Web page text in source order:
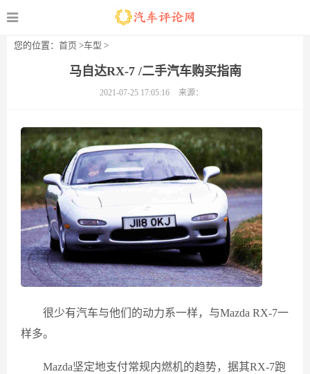
您的位置： 首页 >车型 >
马自达RX-7 /二手汽车购买指南
2021-07-25 17:05:16 来源：
很少有汽车与他们的动力系一样，与Mazda RX-7一
样多。
Mazda坚定地支付常规内燃机的趋势，据其RX-7跑